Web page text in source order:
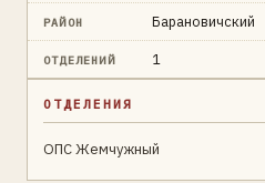
РАЙОН Барановичский
ОТДЕЛЕНИЙ 1
ОТДЕЛЕНИЯ
ОПС Жемчужный